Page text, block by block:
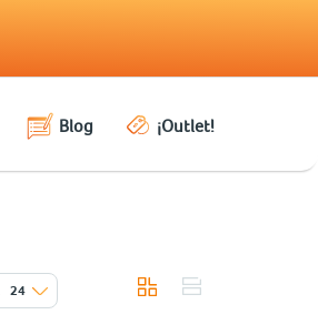
Blog ¡Outlet!
24